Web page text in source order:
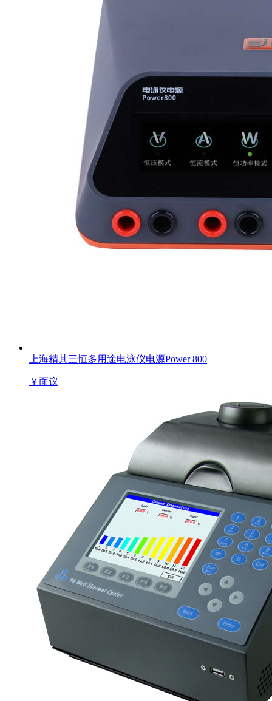
上海精其三恒多用途电泳仪电源Power 800
￥面议